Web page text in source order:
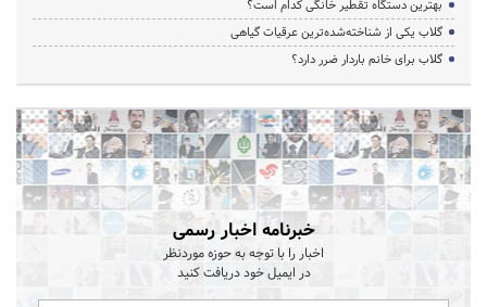
بهترین دستگاه تقطیر خانگی کدام است؟
گلاب یکی از شناخته‌شده‌ترین عرقیات گیاهی
گلاب برای خانم باردار ضرر دارد؟
خبرنامه اخبار رسمی
اخبار را با توجه به حوزه موردنظر
در ایمیل خود دریافت کنید